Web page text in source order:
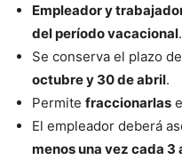
Empleador y
del período vacacional.
Se conserva el plazo
octubre y 30 de abril.
Permite fraccionarlas
El empleador deberá
menos una vez cada 3